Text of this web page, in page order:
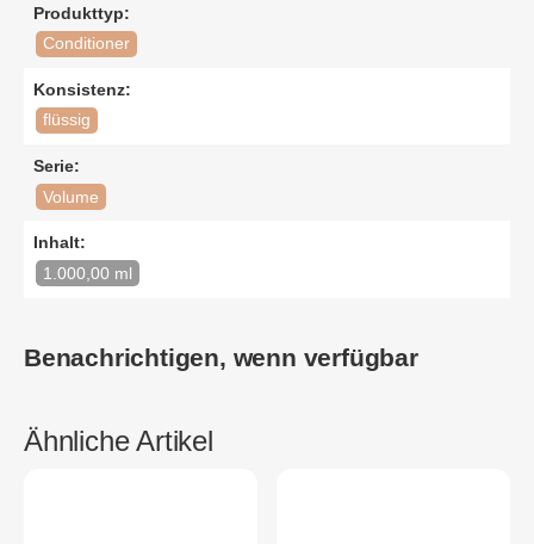
Produkttyp:
Conditioner
Konsistenz:
flüssig
Serie:
Volume
Inhalt:
1.000,00 ml
Benachrichtigen, wenn verfügbar
Ähnliche Artikel